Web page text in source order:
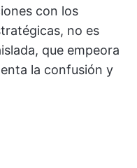
con los
no es
que empeora
la confusión y